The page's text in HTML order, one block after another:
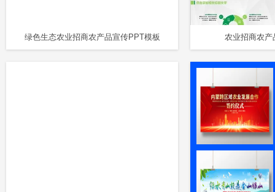
绿色生态农业招商农产品宣传PPT模板 农业招商农